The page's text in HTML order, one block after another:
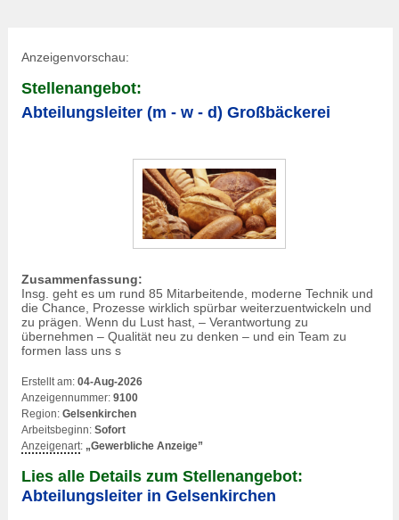
Anzeigenvorschau:
Stellenangebot:
Abteilungsleiter (m - w - d) Großbäckerei
Zusammenfassung:
Insg. geht es um rund 85 Mitarbeitende, moderne Technik und
die Chance, Prozesse wirklich spürbar weiterzuentwickeln und
zu prägen. Wenn du Lust hast, – Verantwortung zu
übernehmen – Qualität neu zu denken – und ein Team zu
formen lass uns s
Erstellt am: 04-Aug-2026
Anzeigennummer: 9100
Region: Gelsenkirchen
Arbeitsbeginn: Sofort
Anzeigenart: „Gewerbliche Anzeige”
Lies alle Details zum Stellenangebot:
Abteilungsleiter in Gelsenkirchen